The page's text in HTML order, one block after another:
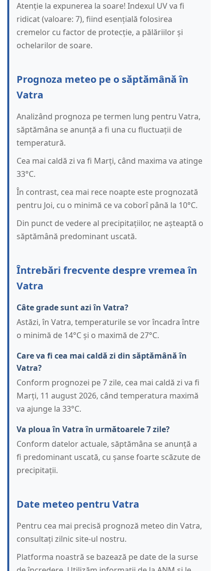
Atenție la expunerea la soare! Indexul UV va fi
ridicat (valoare: 7), fiind esențială folosirea
cremelor cu factor de protecție, a pălăriilor și
ochelarilor de soare.
Prognoza meteo pe o săptămână în
Vatra
Analizând prognoza pe termen lung pentru Vatra,
săptămâna se anunță a fi una cu fluctuații de
temperatură.
Cea mai caldă zi va fi Marți, când maxima va atinge
33°C.
În contrast, cea mai rece noapte este prognozată
pentru Joi, cu o minimă ce va coborî până la 10°C.
Din punct de vedere al precipitațiilor, ne așteaptă o
săptămână predominant uscată.
Întrebări frecvente despre vremea în
Vatra
Câte grade sunt azi în Vatra?
Astăzi, în Vatra, temperaturile se vor încadra între
o minimă de 14°C și o maximă de 27°C.
Care va fi cea mai caldă zi din săptămână în
Vatra?
Conform prognozei pe 7 zile, cea mai caldă zi va fi
Marți, 11 august 2026, când temperatura maximă
va ajunge la 33°C.
Va ploua în Vatra în următoarele 7 zile?
Conform datelor actuale, săptămâna se anunță a
fi predominant uscată, cu șanse foarte scăzute de
precipitații.
Date meteo pentru Vatra
Pentru cea mai precisă prognoză meteo din Vatra,
consultați zilnic site-ul nostru.
Platforma noastră se bazează pe date de la surse